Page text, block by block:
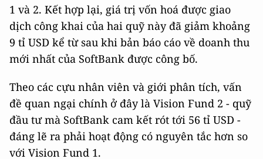
1 và 2. Kết hợp lại, giá trị vốn hoá được giao
dịch công khai của hai quỹ này đã giảm khoảng
9 tỉ USD kể từ sau khi bản báo cáo về doanh thu
mới nhất của SoftBank được công bố.
Theo các cựu nhân viên và giới phân tích, vấn
đề quan ngại chính ở đây là Vision Fund 2 - quỹ
đầu tư mà SoftBank cam kết rót tới 56 tỉ USD -
đáng lẽ ra phải hoạt động có nguyên tắc hơn so
với Vision Fund 1.